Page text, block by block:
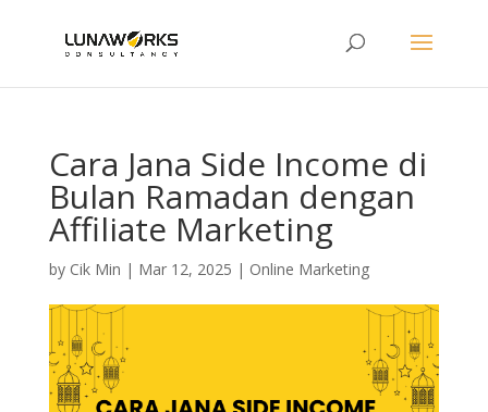
Cara Jana Side Income di
Bulan Ramadan dengan
Affiliate Marketing
by Cik Min | Mar 12, 2025 | Online Marketing